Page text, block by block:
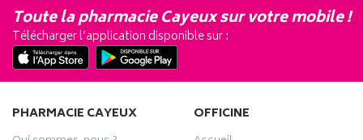
Toute la pharmacie Cayeux sur votre mobile !
Télécharger l’application disponible sur :
PHARMACIE CAYEUX OFFICINE